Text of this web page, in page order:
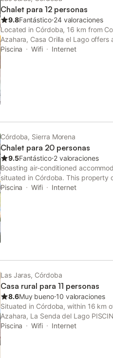
Chalet para 12 personas
9.8Fantástico⋅24 valoraciones
Located in Córdoba, 16 km from
Azahara, Casa Orilla el Lago
pool, a garden, barbecue facilities,
Piscina Wifi Internet
Córdoba, Sierra Morena
Chalet para 20 personas
9.5Fantástico⋅2 valoraciones
Boasting air-conditioned
situated in Córdoba. This property
private parking and free WiFi.
Piscina Wifi Internet
Las Jaras, Córdoba
Casa rural para 11 personas
8.6Muy bueno⋅10 valoraciones
Situated in Córdoba, within 16 km
Azahara, La Senda del Lago
WiFi, air conditioning, a seasonal
Piscina Wifi Internet